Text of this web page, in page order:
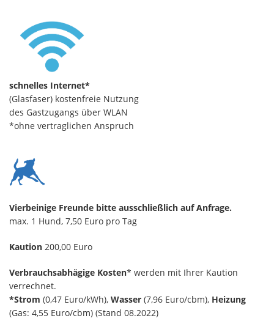
schnelles Internet*
(Glasfaser) kostenfreie Nutzung
des Gastzugangs über WLAN
*ohne vertraglichen Anspruch
Vierbeinige Freunde bitte ausschließlich auf Anfrage.
max. 1 Hund, 7,50 Euro pro Tag
Kaution 200,00 Euro
Verbrauchsabhägige Kosten* werden mit Ihrer Kaution
verrechnet.
*Strom (0,47 Euro/kWh), Wasser (7,96 Euro/cbm), Heizung
(Gas: 4,55 Euro/cbm) (Stand 08.2022)